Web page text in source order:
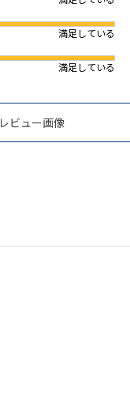
満足している
満足している
レビュー画像